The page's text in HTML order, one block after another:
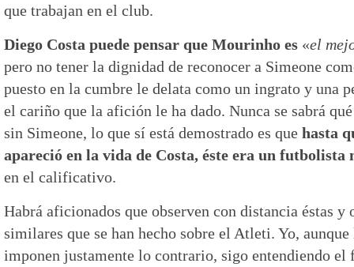
que trabajan en el club.
Diego Costa puede pensar que Mourinho es «el
pero no tener la dignidad de reconocer a Simeone
puesto en la cumbre le delata como un ingrato y una
el cariño que la afición le ha dado. Nunca se sabrá
sin Simeone, lo que sí está demostrado es que hasta
apareció en la vida de Costa, éste era un futbolista
en el calificativo.
Habrá aficionados que observen con distancia éstas y
similares que se han hecho sobre el Atleti. Yo,
imponen justamente lo contrario, sigo entendiendo el